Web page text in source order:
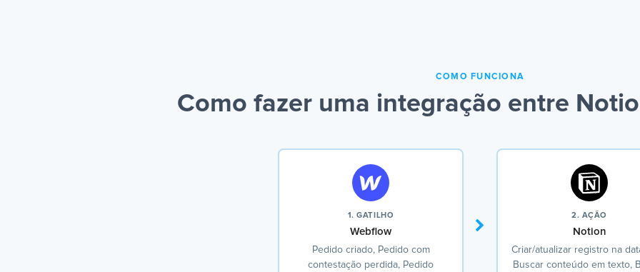
COMO FUNCIONA
Como fazer uma integração entre
1. GATILHO
Webflow
Pedido criado, Pedido com
contestação perdida, Pedido
2. AÇÃO
Notion
Criar/atualizar registro na
Buscar conteúdo em texto,